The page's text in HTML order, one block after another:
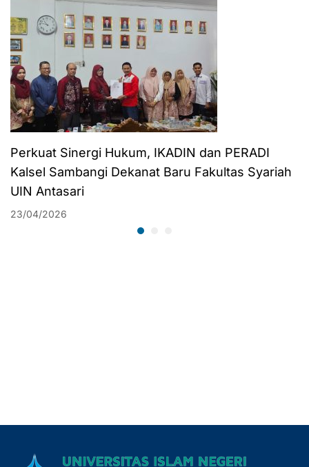
Perkuat Sinergi Hukum, IKADIN dan PERADI
Kalsel Sambangi Dekanat Baru Fakultas Syariah
UIN Antasari
23/04/2026